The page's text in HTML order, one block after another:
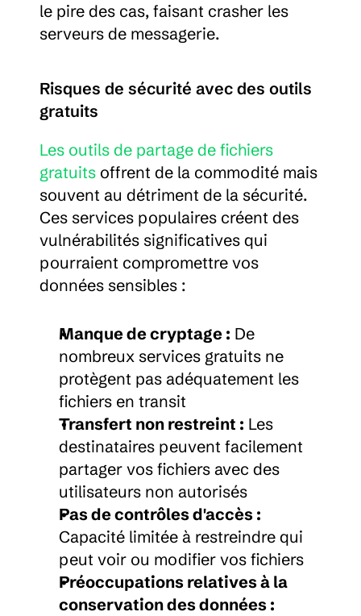
le pire des cas, faisant crasher les
serveurs de messagerie.
Risques de sécurité avec des outils
gratuits
Les outils de partage de fichiers
gratuits offrent de la commodité mais
souvent au détriment de la sécurité.
Ces services populaires créent des
vulnérabilités significatives qui
pourraient compromettre vos
données sensibles :
Manque de cryptage : De
nombreux services gratuits ne
protègent pas adéquatement les
fichiers en transit
Transfert non restreint : Les
destinataires peuvent facilement
partager vos fichiers avec des
utilisateurs non autorisés
Pas de contrôles d'accès :
Capacité limitée à restreindre qui
peut voir ou modifier vos fichiers
Préoccupations relatives à la
conservation des données :